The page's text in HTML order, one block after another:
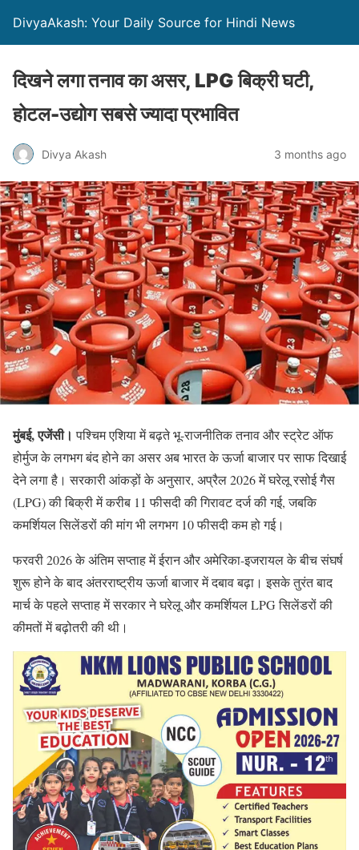
DivyaAkash: Your Daily Source for Hindi News
दिखने लगा तनाव का असर, LPG बिक्री घटी,
होटल-उद्योग सबसे ज्यादा प्रभावित
Divya Akash 3 months ago
मुंबई, एजेंसी। पश्चिम एशिया में बढ़ते भू-राजनीतिक तनाव और स्ट्रेट ऑफ
होर्मुज के लगभग बंद होने का असर अब भारत के ऊर्जा बाजार पर साफ दिखाई
देने लगा है। सरकारी आंकड़ों के अनुसार, अप्रैल 2026 में घरेलू रसोई गैस
(LPG) की बिक्री में करीब 11 फीसदी की गिरावट दर्ज की गई, जबकि
कमर्शियल सिलेंडरों की मांग भी लगभग 10 फीसदी कम हो गई।
फरवरी 2026 के अंतिम सप्ताह में ईरान और अमेरिका-इजरायल के बीच संघर्ष
शुरू होने के बाद अंतरराष्ट्रीय ऊर्जा बाजार में दबाव बढ़ा। इसके तुरंत बाद
मार्च के पहले सप्ताह में सरकार ने घरेलू और कमर्शियल LPG सिलेंडरों की
कीमतों में बढ़ोतरी की थी।